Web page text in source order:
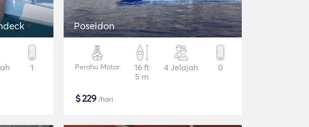
1
Poseidon
Perahu Motor
16 ft
5 m
4 Jelajah 0
$229/hari